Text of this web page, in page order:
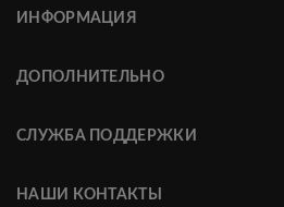
ИНФОРМАЦИЯ
ДОПОЛНИТЕЛЬНО
СЛУЖБА ПОДДЕРЖКИ
НАШИ КОНТАКТЫ